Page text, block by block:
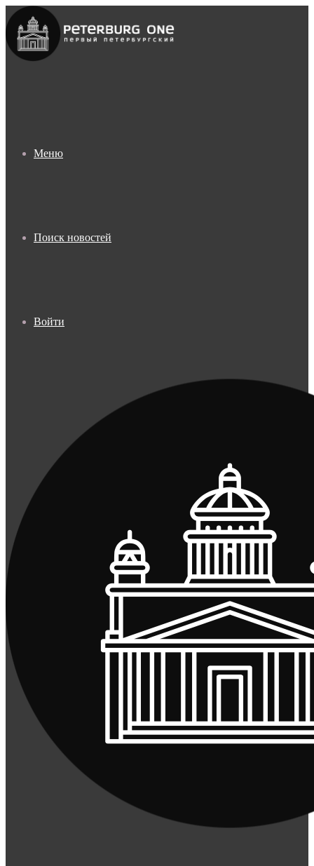
Меню
Поиск новостей
Войти